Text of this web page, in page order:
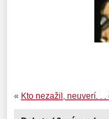
« Kto nezažil, neuverí. . .